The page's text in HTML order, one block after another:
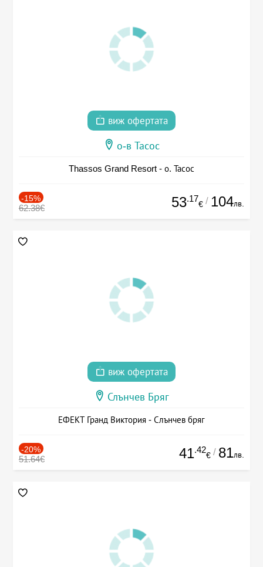
виж офертата
о-в Тасос
Thassos Grand Resort - о. Тасос
-15%
62.38€ 53.17
€ / 104лв.
виж офертата
Слънчев Бряг
ЕФЕКТ Гранд Виктория - Слънчев бряг
-20%
51.64€ 41.42
€ / 81лв.